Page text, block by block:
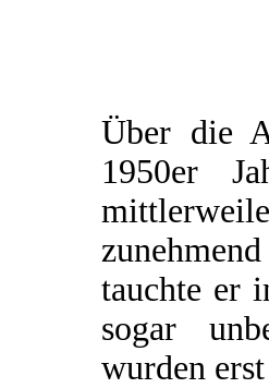
Über die
1950er
tauchte er
sogar
wurden